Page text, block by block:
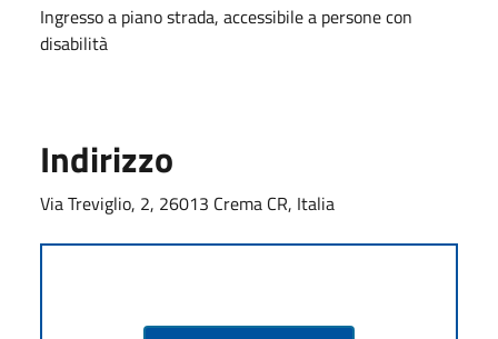
Ingresso a piano strada, accessibile a persone con
disabilità
Indirizzo
Via Treviglio, 2, 26013 Crema CR, Italia